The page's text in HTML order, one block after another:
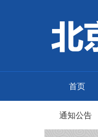
首页
通知公告